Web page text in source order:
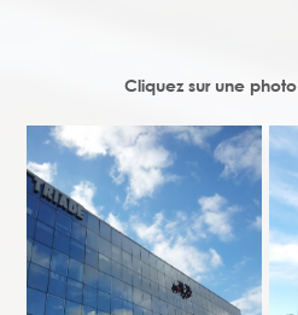
Cliquez sur une photo